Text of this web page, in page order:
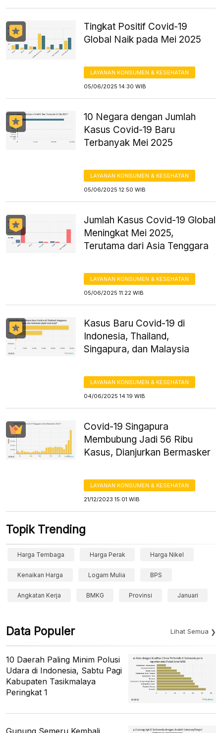
Tingkat Positif Covid-19
Global Naik pada Mei 2025
LAYANAN KONSUMEN & KESEHATAN
05/06/2025 14:30 WIB
10 Negara dengan Jumlah
Kasus Covid-19 Baru
Terbanyak Mei 2025
LAYANAN KONSUMEN & KESEHATAN
05/06/2025 12:50 WIB
Jumlah Kasus Covid-19 Global
Meningkat Mei 2025,
Terutama dari Asia Tenggara
LAYANAN KONSUMEN & KESEHATAN
05/06/2025 11:22 WIB
Kasus Baru Covid-19 di
Indonesia, Thailand,
Singapura, dan Malaysia
LAYANAN KONSUMEN & KESEHATAN
04/06/2025 14:19 WIB
Covid-19 Singapura
Membubung Jadi 56 Ribu
Kasus, Dianjurkan Bermasker
LAYANAN KONSUMEN & KESEHATAN
21/12/2023 15:01 WIB
Topik Trending
Harga Tembaga Harga Perak Harga Nikel
Kenaikan Harga Logam Mulia BPS
Angkatan Kerja BMKG Provinsi Januari
Data Populer Lihat Semua
10 Daerah Paling Minim Polusi
Udara di Indonesia, Sabtu Pagi
Kabupaten Tasikmalaya
Peringkat 1
Gunung Semeru Kembali